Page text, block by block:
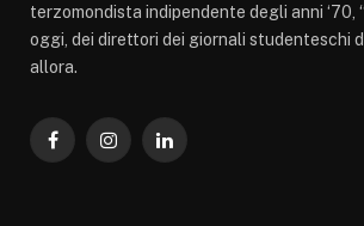
terzomondista indipendente degli anni ‘70,
oggi, dei direttori dei giornali studenteschi
allora.
FacebookInstagramLinkedIn